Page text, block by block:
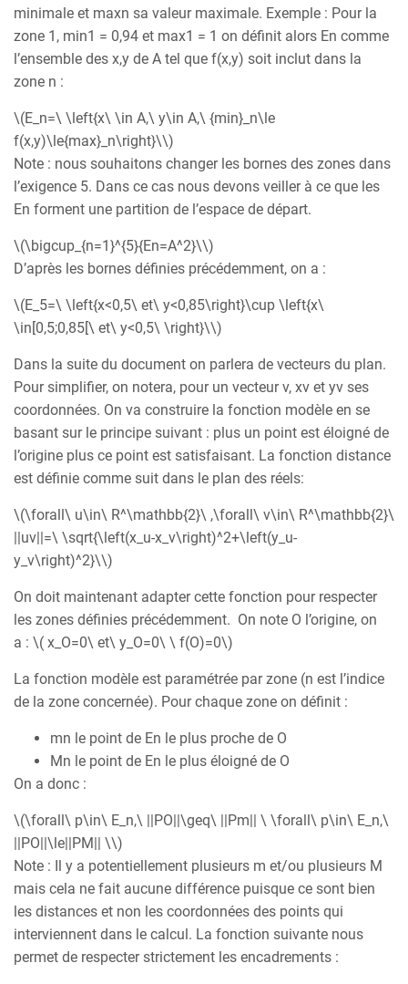
minimale et maxn sa valeur maximale. Exemple : Pour la
zone 1, min1 = 0,94 et max1 = 1 on définit alors En comme
l’ensemble des x,y de A tel que f(x,y) soit inclut dans la
zone n :
\(E_n=\ \left{x\ \in A,\ y\in A,\ {min}_n\le
f(x,y)\le{max}_n\right}\\)
Note : nous souhaitons changer les bornes des zones dans
l’exigence 5. Dans ce cas nous devons veiller à ce que les
En forment une partition de l’espace de départ.
\(\bigcup_{n=1}^{5}{En=A^2}\\)
D’après les bornes définies précédemment, on a :
\(E_5=\ \left{x<0,5\ et\ y<0,85\right}\cup \left{x\
\in[0,5;0,85[\ et\ y<0,5\ \right}\\)
Dans la suite du document on parlera de vecteurs du plan.
Pour simplifier, on notera, pour un vecteur v, xv et yv ses
coordonnées. On va construire la fonction modèle en se
basant sur le principe suivant : plus un point est éloigné de
l’origine plus ce point est satisfaisant. La fonction distance
est définie comme suit dans le plan des réels:
\(\forall\ u\in\ R^\mathbb{2}\ ,\forall\ v\in\ R^\mathbb{2}\
||uv||=\ \sqrt{\left(x_u-x_v\right)^2+\left(y_u-
y_v\right)^2}\\)
On doit maintenant adapter cette fonction pour respecter
les zones définies précédemment. On note O l’origine, on
a : \( x_O=0\ et\ y_O=0\ \ f(O)=0\)
La fonction modèle est paramétrée par zone (n est l’indice
de la zone concernée). Pour chaque zone on définit :
mn le point de En le plus proche de O
Mn le point de En le plus éloigné de O
On a donc :
\(\forall\ p\in\ E_n,\ ||PO||\geq\ ||Pm|| \ \forall\ p\in\ E_n,\
||PO||\le||PM|| \\)
Note : Il y a potentiellement plusieurs m et/ou plusieurs M
mais cela ne fait aucune différence puisque ce sont bien
les distances et non les coordonnées des points qui
interviennent dans le calcul. La fonction suivante nous
permet de respecter strictement les encadrements :